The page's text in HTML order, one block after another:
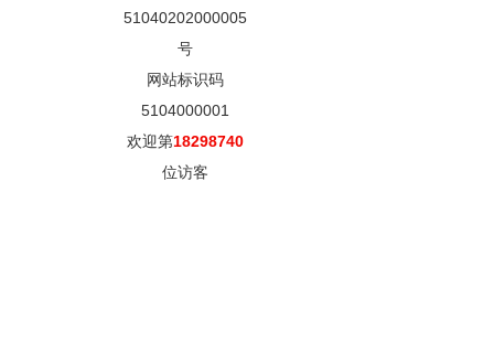
51040202000005
号
网站标识码
5104000001
欢迎第18298740
位访客